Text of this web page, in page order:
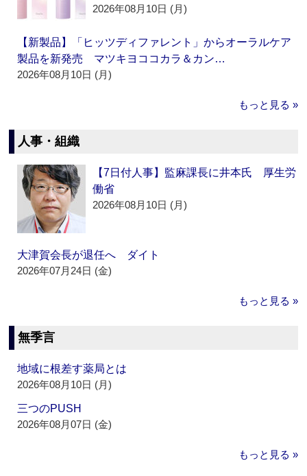
2026年08月10日 (月)
【新製品】「ヒッツディファレント」からオーラルケア
製品を新発売 マツキヨココカラ＆カン…
2026年08月10日 (月)
もっと見る »
人事・組織
【7日付人事】監麻課長に井本氏 厚生労
働省
2026年08月10日 (月)
大津賀会長が退任へ ダイト
2026年07月24日 (金)
もっと見る »
無季言
地域に根差す薬局とは
2026年08月10日 (月)
三つのPUSH
2026年08月07日 (金)
もっと見る »